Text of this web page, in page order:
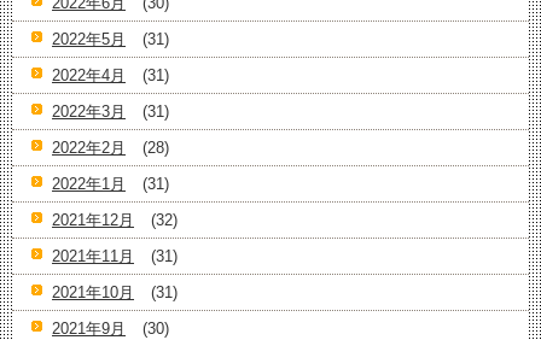
2022年5月
(31)
2022年4月
(31)
2022年3月
(31)
2022年2月
(28)
2022年1月
(31)
2021年12月
(32)
2021年11月
(31)
2021年10月
(31)
2021年9月
(30)